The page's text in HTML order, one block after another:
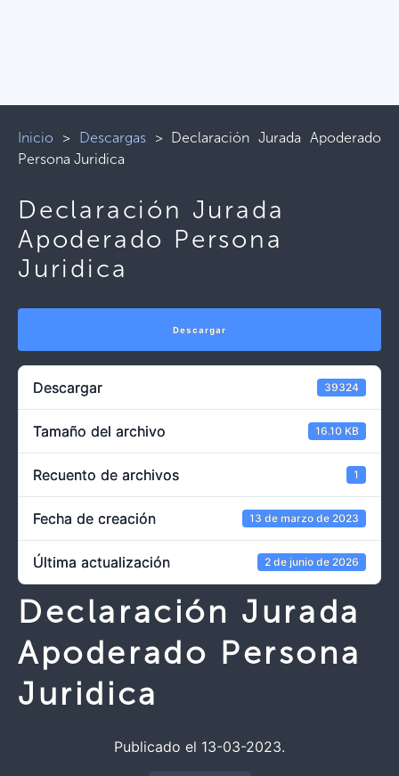
Inicio > Descargas> Declaración Jurada Apoderado
Persona Juridica
Declaración Jurada
Apoderado Persona
Juridica
Descargar
Descargar 39324
Tamaño del archivo 16.10 KB
Recuento de archivos 1
Fecha de creación 13 de marzo de 2023
Última actualización 2 de junio de 2026
Declaración Jurada
Apoderado Persona
Juridica
Publicado el 13-03-2023.